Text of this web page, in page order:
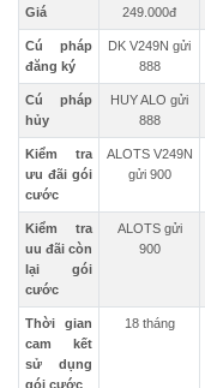
Giá 249.000đ
Cú pháp
đăng ký
DK V249N gửi
888
Cú pháp
hủy
HUY ALO gửi
888
Kiểm tra
ưu đãi gói
cước
ALOTS V249N
gửi 900
Kiểm tra
uu đãi còn
lại gói
cước
ALOTS gửi
900
Thời gian
cam kết
sử dụng
gói cước
18 tháng